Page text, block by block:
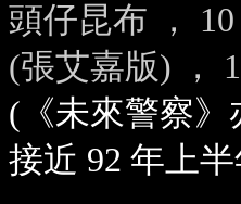
頭仔昆布 ， 10
(張艾嘉版) ，
(《未來警察》
接近 92 年上